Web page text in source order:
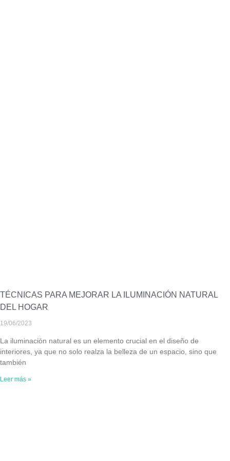
TÉCNICAS PARA MEJORAR LA ILUMINACIÓN NATURAL
DEL HOGAR
19/06/2023
La iluminación natural es un elemento crucial en el diseño de
interiores, ya que no solo realza la belleza de un espacio, sino que
también
Leer más »